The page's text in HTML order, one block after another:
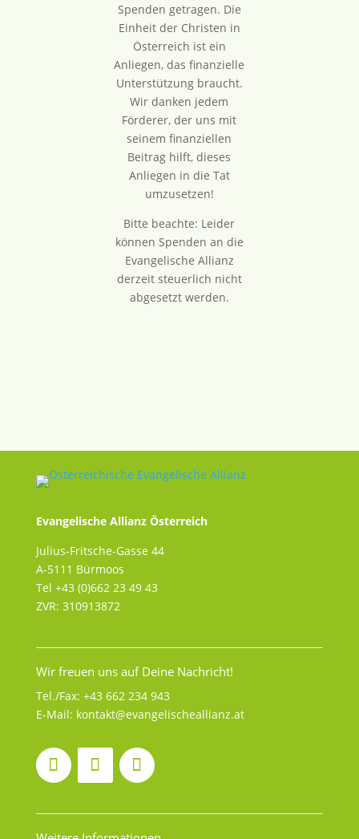
Spenden getragen. Die
Einheit der Christen in
Österreich ist ein
Anliegen, das finanzielle
Unterstützung braucht.
Wir danken jedem
Förderer, der uns mit
seinem finanziellen
Beitrag hilft, dieses
Anliegen in die Tat
umzusetzen!
Bitte beachte: Leider
können Spenden an die
Evangelische Allianz
derzeit steuerlich nicht
abgesetzt werden.
Evangelische Allianz Österreich
Julius-Fritsche-Gasse 44
A-5111 Bürmoos
Tel +43 (0)662 23 49 43
ZVR: 310913872
Wir freuen uns auf Deine Nachricht!
Tel./Fax: +43 662 234 943
E-Mail: kontakt@evangelischeallianz.at